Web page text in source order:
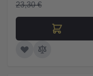
23,30 €